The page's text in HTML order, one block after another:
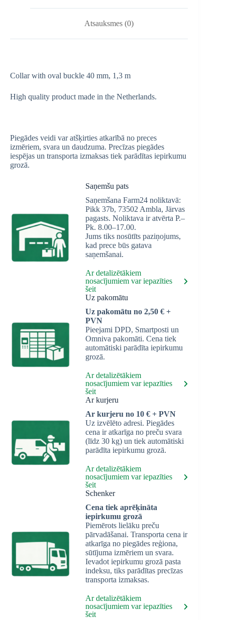
Atsauksmes (0)
Collar with oval buckle 40 mm, 1,3 m
High quality product made in the Netherlands.
Piegādes veidi var atšķirties atkarībā no preces
izmēriem, svara un daudzuma. Precīzas piegādes
iespējas un transporta izmaksas tiek parādītas iepirkumu
grozā.
Saņemšu pats
Saņemšana Farm24 noliktavā:
Pikk 37b, 73502 Ambla, Järvas
pagasts. Noliktava ir atvērta P.–
Pk. 8.00–17.00.
Jums tiks nosūtīts paziņojums,
kad prece būs gatava
saņemšanai.
Ar detalizētākiem
nosacījumiem var iepazīties
šeit
Uz pakomātu
Uz pakomātu no 2,50 € +
PVN
Pieejami DPD, Smartposti un
Omniva pakomāti. Cena tiek
automātiski parādīta iepirkumu
grozā.
Ar detalizētākiem
nosacījumiem var iepazīties
šeit
Ar kurjeru
Ar kurjeru no 10 € + PVN
Uz izvēlēto adresi. Piegādes
cena ir atkarīga no preču svara
(līdz 30 kg) un tiek automātiski
parādīta iepirkumu grozā.
Ar detalizētākiem
nosacījumiem var iepazīties
šeit
Schenker
Cena tiek aprēķināta
iepirkumu grozā
Piemērots lielāku preču
pārvadāšanai. Transporta cena ir
atkarīga no piegādes reģiona,
sūtījuma izmēriem un svara.
Ievadot iepirkumu grozā pasta
indeksu, tiks parādītas precīzas
transporta izmaksas.
Ar detalizētākiem
nosacījumiem var iepazīties
šeit